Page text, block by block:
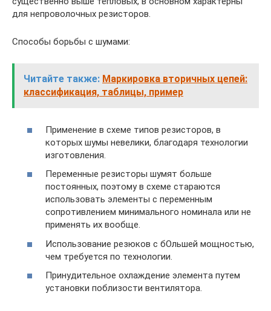
для непроволочных резисторов.
Способы борьбы с шумами:
Читайте также: Маркировка вторичных цепей:
классификация, таблицы, пример
Применение в схеме типов резисторов, в
которых шумы невелики, благодаря технологии
изготовления.
Переменные резисторы шумят больше
постоянных, поэтому в схеме стараются
использовать элементы с переменным
сопротивлением минимального номинала или не
применять их вообще.
Использование резюков с бОльшей мощностью,
чем требуется по технологии.
Принудительное охлаждение элемента путем
установки поблизости вентилятора.